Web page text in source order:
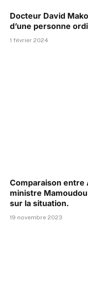
Docteur David
d’une personne
1 février 2024
Comparaison entre
ministre
sur la situation.
19 novembre 2023